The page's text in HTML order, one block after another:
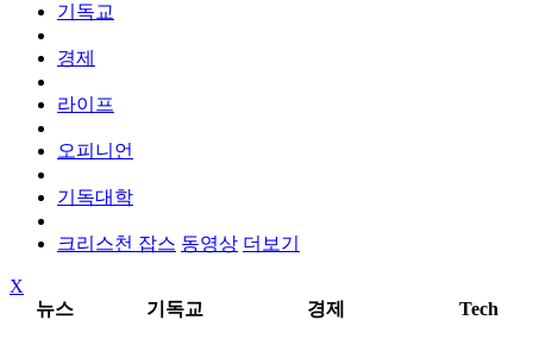
기독교
경제
라이프
오피니언
기독대학
크리스천 잡스 동영상 더보기
X
뉴스
기독교 경제 Tech